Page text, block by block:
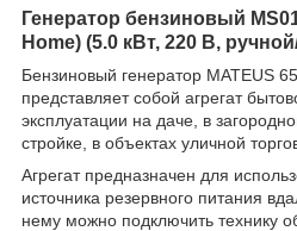
Генератор бензиновый
Home) (5.0 кВт, 220 В,
Бензиновый генератор MATEUS
представляет собой агрегат
эксплуатации на даче, в
стройке, в объектах уличной
Агрегат предназначен для
источника резервного питания
нему можно подключить технику